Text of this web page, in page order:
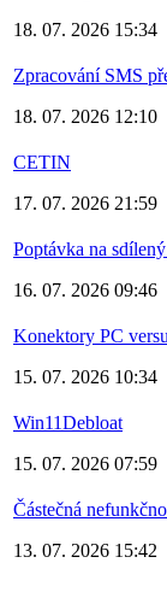
18. 07. 2026 15:34
Zpracování SMS
18. 07. 2026 12:10
CETIN
17. 07. 2026 21:59
Poptávka na
16. 07. 2026 09:46
Konektory PC
15. 07. 2026 10:34
Win11Debloat
15. 07. 2026 07:59
Částečná
13. 07. 2026 15:42